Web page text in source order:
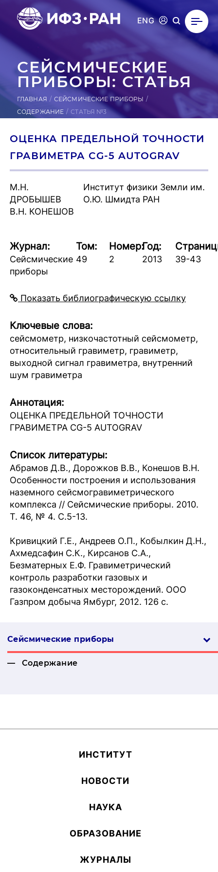
ENG
СЕЙ­СМИ­ЧЕС­КИЕ
ПРИ­БОРЫ: СТАТЬЯ
ГЛАВНАЯ
СЕЙСМИЧЕСКИЕ ПРИБОРЫ
СОДЕРЖАНИЕ
СТАТЬЯ №3
ОЦЕНКА ПРЕДЕЛЬНОЙ ТОЧНОСТИ
ГРАВИМЕТРА CG-5 AUTOGRAV
М.Н.
ДРОБЫШЕВ
В.Н. КОНЕШОВ
Институт физики Земли им.
О.Ю. Шмидта РАН
Журнал:
Сейсмические
приборы
Том:
49
Номер:
2
Год:
2013 39-43
Показать библиографическую ссылку
Ключевые слова:
сейсмометр, низкочастотный сейсмометр,
относительный гравиметр, гравиметр,
выходной сигнал гравиметра, внутренний
шум гравиметра
Аннотация:
ОЦЕНКА ПРЕДЕЛЬНОЙ ТОЧНОСТИ
ГРАВИМЕТРА CG-5 AUTOGRAV
Список литературы:
Абрамов Д.В., Дорожков В.В., Конешов В.Н.
Особенности построения и использования
наземного сейсмогравиметрического
комплекса // Сейсмические приборы. 2010.
Т. 46, № 4. С.5-13.
Кривицкий Г.Е., Андреев О.П., Кобылкин Д.Н.,
Ахмедсафин С.К., Кирсанов С.А.,
Безматерных Е.Ф. Гравиметрический
контроль разработки газовых и
газоконденсатных месторождений. ООО
Газпром добыча Ямбург, 2012. 126 с.
Сейсмические приборы
Содержание
ИН­СТИ­ТУТ
НОВОСТИ
НАУКА
ОБ­РА­ЗОВА­НИЕ
ЖУРНАЛЫ